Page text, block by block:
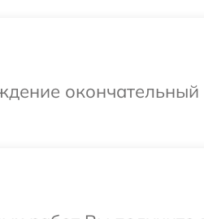
окончательный